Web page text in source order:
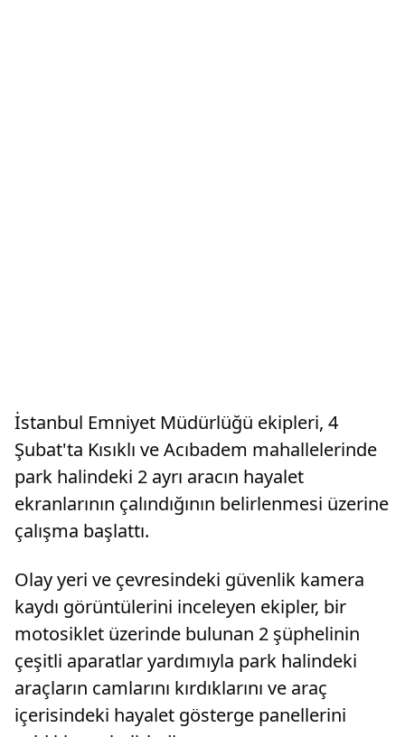
İstanbul Emniyet Müdürlüğü ekipleri, 4
Şubat'ta Kısıklı ve Acıbadem mahallelerinde
park halindeki 2 ayrı aracın hayalet
ekranlarının çalındığının belirlenmesi üzerine
çalışma başlattı.
Olay yeri ve çevresindeki güvenlik kamera
kaydı görüntülerini inceleyen ekipler, bir
motosiklet üzerinde bulunan 2 şüphelinin
çeşitli aparatlar yardımıyla park halindeki
araçların camlarını kırdıklarını ve araç
içerisindeki hayalet gösterge panellerini